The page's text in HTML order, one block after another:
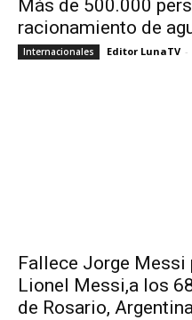
Más de 500.000
racionamiento de
Internacionales Editor LunaTV -
Fallece Jorge
Lionel Messi,a los
de Rosario,